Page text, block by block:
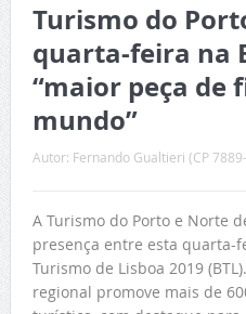
Turismo do
quarta-feira na
“maior peça de
mundo”
Autor: Fernando Gualtieri (CP
A Turismo do Porto e Norte
presença entre esta quarta-
Turismo de Lisboa 2019
regional promove mais de